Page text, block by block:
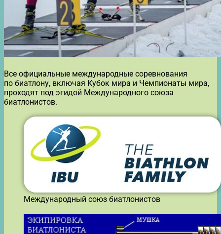
Все официальные международные соревнования
по биатлону, включая Кубок мира и Чемпионаты мира,
проходят под эгидой Международного союза
биатлонистов.
Международный союз биатлонистов